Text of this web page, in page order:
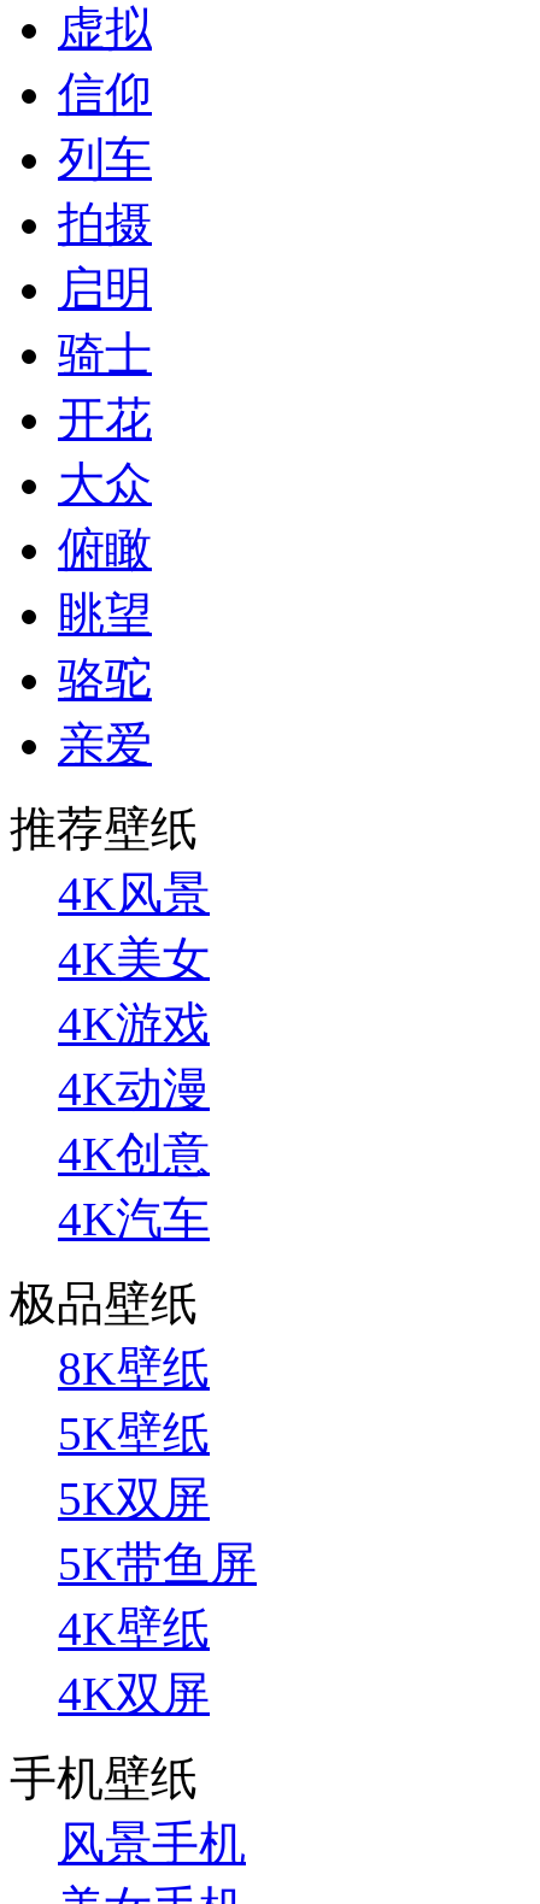
虚拟
信仰
列车
拍摄
启明
骑士
开花
大众
俯瞰
眺望
骆驼
亲爱
推荐壁纸
4K风景
4K美女
4K游戏
4K动漫
4K创意
4K汽车
极品壁纸
8K壁纸
5K壁纸
5K双屏
5K带鱼屏
4K壁纸
4K双屏
手机壁纸
风景手机